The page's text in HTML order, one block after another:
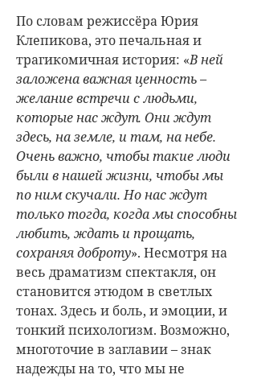
По словам режиссёра Юрия
Клепикова, это печальная и
трагикомичная история: «В ней
заложена важная ценность –
желание встречи с людьми,
которые нас ждут. Они ждут
здесь, на земле, и там, на небе.
Очень важно, чтобы такие люди
были в нашей жизни, чтобы мы
по ним скучали. Но нас ждут
только тогда, когда мы способны
любить, ждать и прощать,
сохраняя доброту». Несмотря на
весь драматизм спектакля, он
становится этюдом в светлых
тонах. Здесь и боль, и эмоции, и
тонкий психологизм. Возможно,
многоточие в заглавии – знак
надежды на то, что мы не